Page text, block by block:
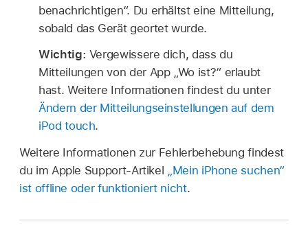
benachrichtigen“. Du erhältst eine Mitteilung,
sobald das Gerät geortet wurde.
Wichtig: Vergewissere dich, dass du
Mitteilungen von der App „Wo ist?“ erlaubt
hast. Weitere Informationen findest du unter
Ändern der Mitteilungseinstellungen auf dem
iPod touch.
Weitere Informationen zur Fehlerbehebung findest
du im Apple Support-Artikel „Mein iPhone suchen“
ist offline oder funktioniert nicht.